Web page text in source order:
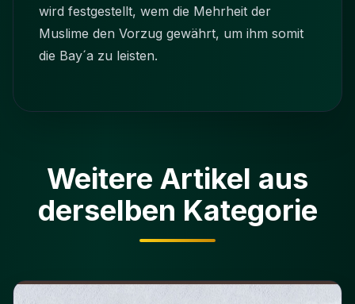
wird festgestellt, wem die Mehrheit der
Muslime den Vorzug gewährt, um ihm somit
die Bay´a zu leisten.
Weitere Artikel aus
derselben Kategorie